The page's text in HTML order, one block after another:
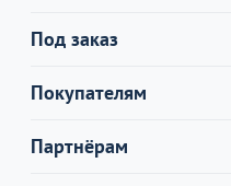
Под заказ
Покупателям
Партнёрам